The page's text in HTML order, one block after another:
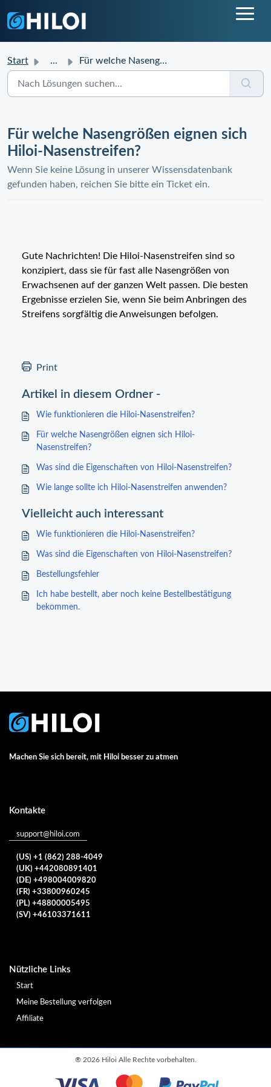
Start ... Für welche Nasengrößen eignen sich Hiloi-Nasenstreifen?
Für welche Nasengrößen eignen sich
Hiloi-Nasenstreifen?
Wenn Sie keine Lösung in unserer Wissensdatenbank
gefunden haben, reichen Sie bitte ein Ticket ein.
Gute Nachrichten! Die Hiloi-Nasenstreifen sind so
konzipiert, dass sie für fast alle Nasengrößen von
Erwachsenen auf der ganzen Welt passen. Die besten
Ergebnisse erzielen Sie, wenn Sie beim Anbringen des
Streifens sorgfältig die Anweisungen befolgen.
Print
Artikel in diesem Ordner -
Wie funktionieren die Hiloi-Nasenstreifen?
Für welche Nasengrößen eignen sich Hiloi-
Nasenstreifen?
Was sind die Eigenschaften von Hiloi-Nasenstreifen?
Wie lange sollte ich Hiloi-Nasenstreifen anwenden?
Vielleicht auch interessant
Wie funktionieren die Hiloi-Nasenstreifen?
Was sind die Eigenschaften von Hiloi-Nasenstreifen?
Bestellungsfehler
Ich habe bestellt, aber noch keine Bestellbestätigung
bekommen.
Machen Sie sich bereit, mit Hiloi besser zu atmen
Kontakte
support@hiloi.com
(US) +1 (862) 288-4049
(UK) +442080891401
(DE) +498004009820
(FR) +33800960245
(PL) +48800005495
(SV) +46103371611
Nützliche Links
Start
Meine Bestellung verfolgen
Affiliate
® 2026 Hiloi Alle Rechte vorbehalten.